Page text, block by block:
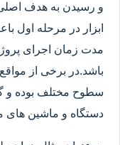
و رسیدن به هدف اصلی
ابزار در مرحله اول
مدت زمان اجرای
باشد.در برخی از
سطوح مختلف بوده و
دستگاه و ماشین های